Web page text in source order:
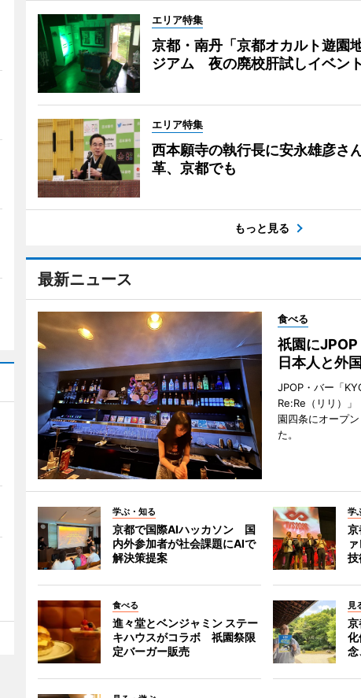
エリア特集
京都・南丹「京都オカルト遊園
ジアム 夜の廃校肝試しイベン
エリア特集
西本願寺の執行長に安永雄彦
革、京都でも
もっと見る
最新ニュース
食べる
祇園に
日本人と外
JPOP・バー「
Re:Re（リリ）
園四条にオープ
た。
学ぶ・知る
京都で国際AIハッカソン 国
内外参加者が社会課題にAIで
解決策提案
学
食べる
進々堂とベンジャミン ステー
キハウスがコラボ 祇園祭限
定バーガー販売
見